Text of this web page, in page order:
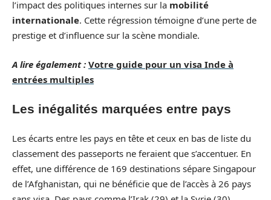
l’impact des politiques internes sur la mobilité
internationale. Cette régression témoigne d’une perte de
prestige et d’influence sur la scène mondiale.
A lire également : Votre guide pour un visa Inde à
entrées multiples
Les inégalités marquées entre pays
Les écarts entre les pays en tête et ceux en bas de liste du
classement des passeports ne feraient que s’accentuer. En
effet, une différence de 169 destinations sépare Singapour
de l’Afghanistan, qui ne bénéficie que de l’accès à 26 pays